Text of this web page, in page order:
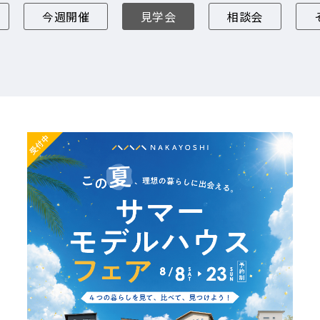
今週開催 見学会 相談会